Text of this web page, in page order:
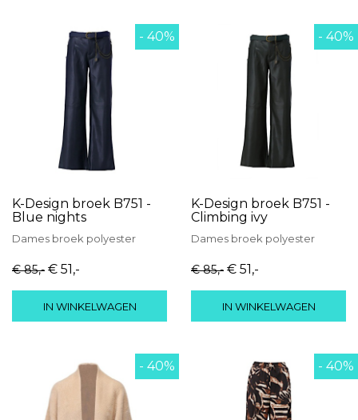
- 40%
K-Design broek B751 -
Blue nights
Dames broek polyester
€ 85,- € 51,-
IN WINKELWAGEN
- 40%
K-Design broek B751 -
Climbing ivy
Dames broek polyester
€ 85,- € 51,-
IN WINKELWAGEN
- 40% - 40%